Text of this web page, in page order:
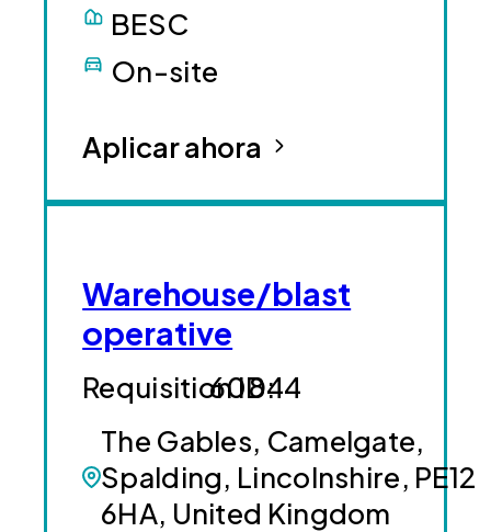
BESC
On-site
Aplicar ahora
Warehouse/blast
operative
The Gables, Camelgate,
Spalding, Lincolnshire, PE12
6HA, United Kingdom
60844